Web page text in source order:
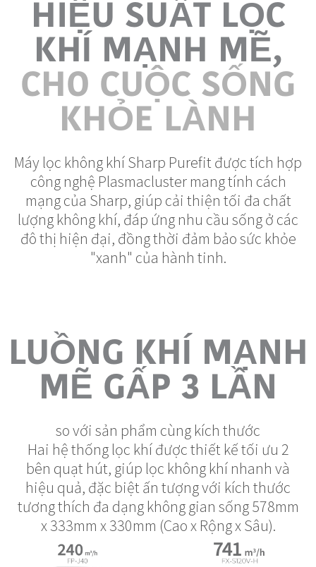
HIỆU SUẤT LỌC
KHÍ MẠNH MẼ,
CHO CUỘC SỐNG
KHỎE LÀNH
Máy lọc không khí Sharp Purefit được tích hợp
công nghệ Plasmacluster mang tính cách
mạng của Sharp, giúp cải thiện tối đa chất
lượng không khí, đáp ứng nhu cầu sống ở các
đô thị hiện đại, đồng thời đảm bảo sức khỏe
"xanh" của hành tinh.
LUỒNG KHÍ MẠNH
MẼ GẤP 3 LẦN
so với sản phẩm cùng kích thước
Hai hệ thống lọc khí được thiết kế tối ưu 2
bên quạt hút, giúp lọc không khí nhanh và
hiệu quả, đặc biệt ấn tượng với kích thước
tương thích đa dạng không gian sống 578mm
x 333mm x 330mm (Cao x Rộng x Sâu).